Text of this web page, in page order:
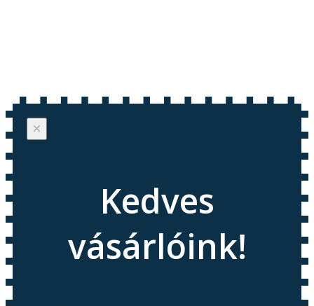
×
Kedves
vásárlóink!